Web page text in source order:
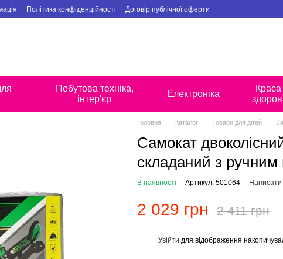
Політика конфіденційності Договір публічної оферти
Побутова техніка,
інтер'єр
Електроніка
Краса
Головна Каталог Товари для дітей
Самокат
складаний з ручним
В наявності Артикул: 501064 Написати
2 029 грн 2 411 грн
Увійти для відображення